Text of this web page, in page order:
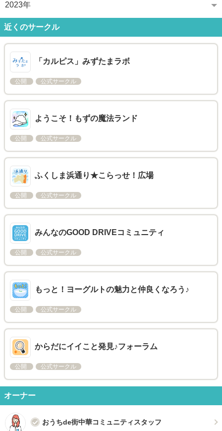
2023年
近くのサークル
「カルピス」みずたまラボ
公開 公式サークル
ようこそ！もずの魔法ランド
公開 公式サークル
ふくしま浜通り★こらっせ！広場
公開 公式サークル
みんなのGOOD DRIVEコミュニティ
公開 公式サークル
もっと！ヨーグルトの魅力と仲良くなろう♪
公開 公式サークル
からだにイイこと発見♪フォーラム
公開 公式サークル
オーナー
おうちde街中華コミュニティスタッフ